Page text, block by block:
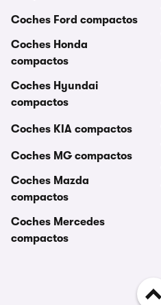
Coches Ford compactos
Coches Honda
compactos
Coches Hyundai
compactos
Coches KIA compactos
Coches MG compactos
Coches Mazda
compactos
Coches Mercedes
compactos